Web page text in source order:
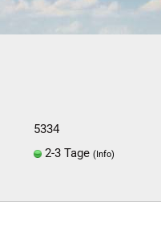
5334
2-3 Tage (Info)